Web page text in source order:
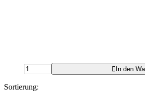
In den
Sortierung: